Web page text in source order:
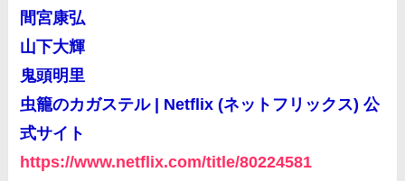
間宮康弘
山下大輝
鬼頭明里
虫籠のカガステル | Netflix (ネットフリックス) 公
式サイト
https://www.netflix.com/title/80224581